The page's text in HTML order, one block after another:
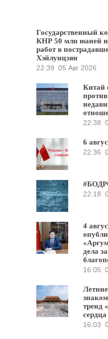
Государственный
КНР 50 млн юаней
работ в
Хэйлунцзян
22:39 05 Авг 2026
Китай
22:38
6
22:36
22:18
4
дела
16:05
тренд
16:03